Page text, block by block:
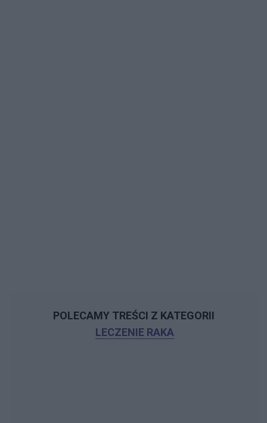
POLECAMY TREŚCI Z KATEGORII
LECZENIE RAKA